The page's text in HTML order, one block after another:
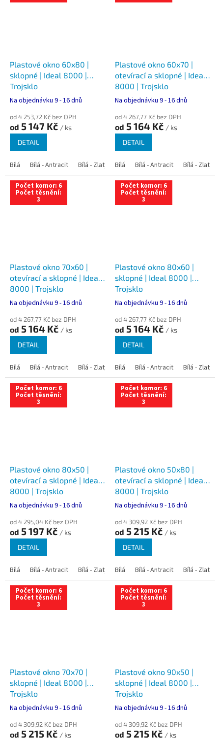
Plastové okno 60x80 |
sklopné | Ideal 8000 |
Trojsklo
Na objednávku 9 - 16 dnů
od 4 253,72 Kč bez DPH
od 5 147 Kč / ks
DETAIL
Bílá Bílá - Antracit Bílá - Zlatý dub Bílá - Tmavý dub Bílá -
Plastové okno 60x70 |
otevírací a sklopné | Ideal
8000 | Trojsklo
Na objednávku 9 - 16 dnů
od 4 267,77 Kč bez DPH
od 5 164 Kč / ks
DETAIL
Bílá Bílá - Antracit Bílá - Zlatý
Počet komor: 6
Počet těsnění:
3
Plastové okno 70x60 |
otevírací a sklopné | Ideal
8000 | Trojsklo
Na objednávku 9 - 16 dnů
od 4 267,77 Kč bez DPH
od 5 164 Kč / ks
DETAIL
Bílá Bílá - Antracit Bílá - Zlatý dub Bílá - Tmavý dub Bílá -
Počet komor: 6
Počet těsnění:
3
Plastové okno 80x60 |
sklopné | Ideal 8000 |
Trojsklo
Na objednávku 9 - 16 dnů
od 4 267,77 Kč bez DPH
od 5 164 Kč / ks
DETAIL
Bílá Bílá - Antracit Bílá - Zlatý
Počet komor: 6
Počet těsnění:
3
Plastové okno 80x50 |
otevírací a sklopné | Ideal
8000 | Trojsklo
Na objednávku 9 - 16 dnů
od 4 295,04 Kč bez DPH
od 5 197 Kč / ks
DETAIL
Bílá Bílá - Antracit Bílá - Zlatý dub Bílá - Tmavý dub Bílá -
Počet komor: 6
Počet těsnění:
3
Plastové okno 50x80 |
otevírací a sklopné | Ideal
8000 | Trojsklo
Na objednávku 9 - 16 dnů
od 4 309,92 Kč bez DPH
od 5 215 Kč / ks
DETAIL
Bílá Bílá - Antracit Bílá - Zlatý
Počet komor: 6
Počet těsnění:
3
Plastové okno 70x70 |
sklopné | Ideal 8000 |
Trojsklo
Na objednávku 9 - 16 dnů
od 4 309,92 Kč bez DPH
od 5 215 Kč / ks
Počet komor: 6
Počet těsnění:
3
Plastové okno 90x50 |
sklopné | Ideal 8000 |
Trojsklo
Na objednávku 9 - 16 dnů
od 4 309,92 Kč bez DPH
od 5 215 Kč / ks